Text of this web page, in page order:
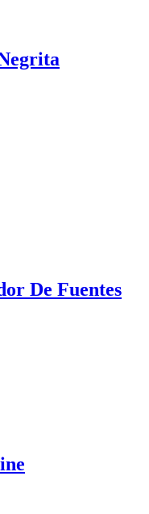
De Fuentes